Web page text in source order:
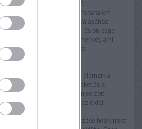
arányt is eredményeznek. A
kialakítás és a releváns tartalom
a látogatók vásárlókká válásához.
élmény
A technikai és on-page
a weboldal felhasználói élményét, ami
látogatási időt és alacsonyabb
arányt eredményez.
Az SEO-auditok átfogóan elemzik a
állapotát, feltárva az erősségeket és a
területeket. Az auditok alapján célzott
végezhet, amelyek növelik az oldal
A versenytársak elemzése betekintést